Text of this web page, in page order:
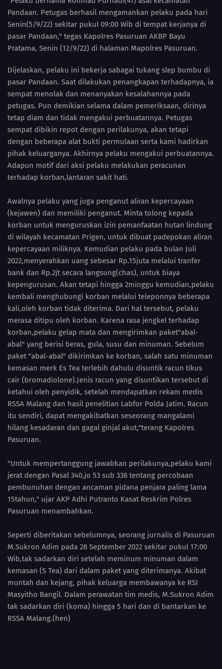
Pandaan. Petugas berhasil mengamankan pelaku pada hari
Senin(5/9/22) sekitar pukul 09:00 Wib di tempat kerjanya di
pasar Pandaan," tegas Kapolres Pasuruan AKBP Bayu
Pratama, Senin (12/9/22) di halaman Mapolres Pasuruan.
Dijelaskan, pelaku ini bekerja sabagai tukang slep bumbu di
pasar Pandaan. Saat dilakukan penangkapan terhadapnya, ia
sempat menolak dan menanyakan kesalahannya pada
petugas. Pun demikian selama dalam pemeriksaan, dirinya
tetap diam dan tidak mengakui perbuatannya. Petugas
sempat dibikin repot dengan perilakunya, akan tetapi
dengan beberapa alat bukti permulaan serta kami hadirkan
pihak keluarganya. Akhirnya pelaku mengakui perbuatannya.
Adapun motif dari aksi pelaku melakukan peracunan
terhadap korban,lantaran sakit hati.
Awalnya pelaku yang juga penganut aliran kepercayaan
(kejawen) dan memiliki penganut. Minta tolong kepada
korban untuk menguruskan izin pemanfaatan hutan lindung
di wilayah kecamatan Prigen, untuk dibuat padepokan aliran
kepercayaan miliknya. Kemudian pelaku pada bulan Juli
2022,menyerahkan uang sebesar Rp.15juta melalui tranfer
bank dan Rp.2jt secara langsung(chas), untuk biaya
kepengurusan. Akan tetapi hingga 2minggu kemudian,pelaku
kembali menghubungi korban melalui teleponnya beberapa
kali,oleh korban tidak diterima. Dari hal tersebut, pelaku
merasa ditipu oleh korban. Karena rasa jengkel terhadap
korban,pelaku gelap mata dan mengirimkan paket"abal-
abal" yang berisi beras, gula, susu dan minuman. Sebelum
paket "abal-abal" dikirimkan ke korban, salah satu minuman
kemasan merk Es Tea terlebih dahulu disuntik racun tikus
cair (bromadiolone).Jenis racun yang disuntikan tersebut di
ketahui oleh penyidik, setelah mendapatkan rekam medis
RSSA Malang dan hasil penelitian Labfor Polda Jatim. Racun
itu sendiri, dapat mengakibatkan seseorang mangalami
hilang kesadaran dan gagal ginjal akut,"terang Kapolres
Pasuruan.
"Untuk mempertanggung jawabkan perilakunya,pelaku kami
jerat dengan Pasal 340,jo 53 sub 338 tentang percobaan
pembunuhan dengan ancaman pidana penjara paling lama
15tahun," ujar AKP Adhi Putranto Kasat Reskrim Polres
Pasuruan menambahkan.
Seperti diberitakan sebelumnya, seorang jurnalis di Pasuruan
M.Sukron Adim pada 28 September 2022 sekitar pukul 17:00
Wib,tak sadarkan diri setelah meminum minuman dalam
kemasan (S Tea) dari dalam paket yang diterimanya. Akibat
muntah dan kejang, pihak keluarga membawanya ke RSI
Masyitho Bangil. Dalam perawatan tim medis, M.Sukron Adim
tak sadarkan diri (koma) hingga 5 hari dan di bantarkan ke
RSSA Malang.(hen)